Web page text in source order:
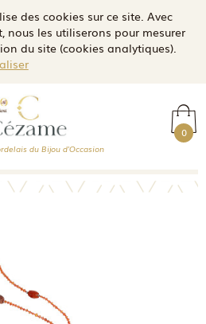
des cookies sur ce site. Avec
nous les utiliserons pour mesurer
du site (cookies analytiques).
0
du Bijou d'Occasion